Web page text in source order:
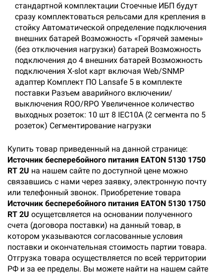
стандартной комплектации Стоечные ИБП будут
сразу комплектоваться рельсами для крепления в
стойку Автоматической определение подключения
внешних батарей Возможность «Горячей замены»
(без отключения нагрузки) батарей Возможность
подключения до 4 внешних батарей Возможность
подключения X-slot карт включая Web/SNMP
адаптер Комплект ПО Lansafe 5 в комплекте
поставки Разъем аварийного включении/
выключения ROO/RPO Увеличенное количество
выходных розеток: 10 шт 8 IEC10A (2 сегмента по 5
розеток) Сегментирование нагрузки
Купить товар приведенный на данной странице:
Источник бесперебойного питания EATON 5130 1750
RT 2U на нашем сайте по доступной цене можно
связавшись с нами через заявку, электронную почту
или телефонный звонок. Приобретение товара
Источник бесперебойного питания EATON 5130 1750
RT 2U осущетсвляется на основании полученного
счета (договора поставки) на данный товар, в
котором указываются согласованные условия
поставки и окончательная стоимость партии товара.
Отгрузка товара осуществляется по всей территории
РФ и за ее пределы. Вы можете найти на нашем сайте